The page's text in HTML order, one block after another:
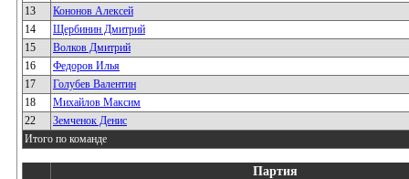
13
Кононов Алексей
14
Щербинин Дмитрий
15
Волков Дмитрий
16
Федоров Илья
17
Голубев Валентин
18
Михайлов Максим
22
Земченок Денис
Итого по команде
Партия